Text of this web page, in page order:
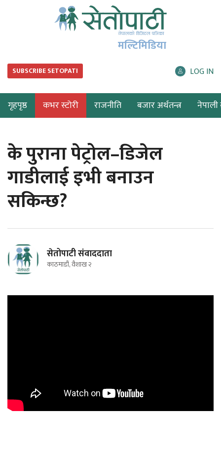
मल्टिमिडिया
SUBSCRIBE SETOPATI LOG IN
गृहपृष्ठ कभर स्टोरी राजनीति बजार अर्थतन्त्र नेपाली
के पुराना पेट्रोल–डिजेल
गाडीलाई इभी बनाउन
सकिन्छ?
सेतोपाटी संवाददाता
काठमाडौं, वैशाख २